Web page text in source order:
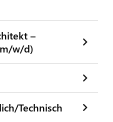
–
w/d)
Technisch